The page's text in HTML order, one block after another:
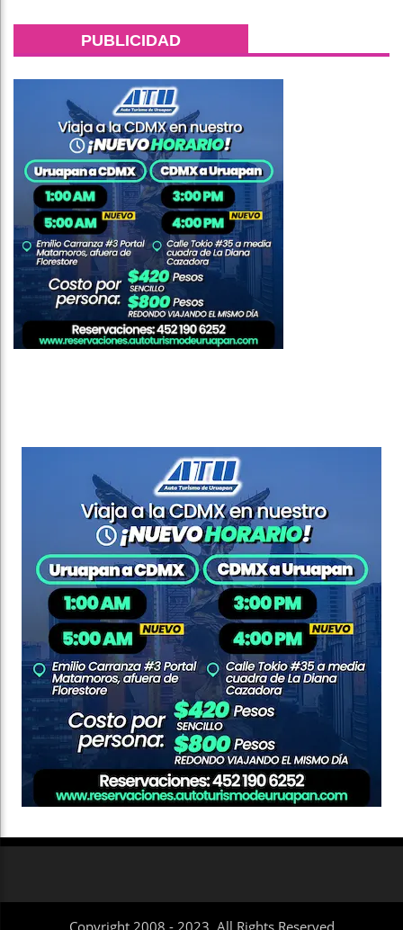
PUBLICIDAD
Copyright 2008 - 2023. All Rights Reserved